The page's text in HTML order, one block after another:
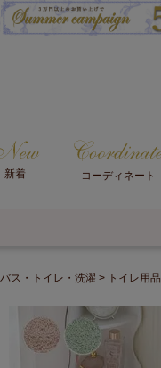
新着 コーディネート
バス・トイレ・洗濯 トイレ用品